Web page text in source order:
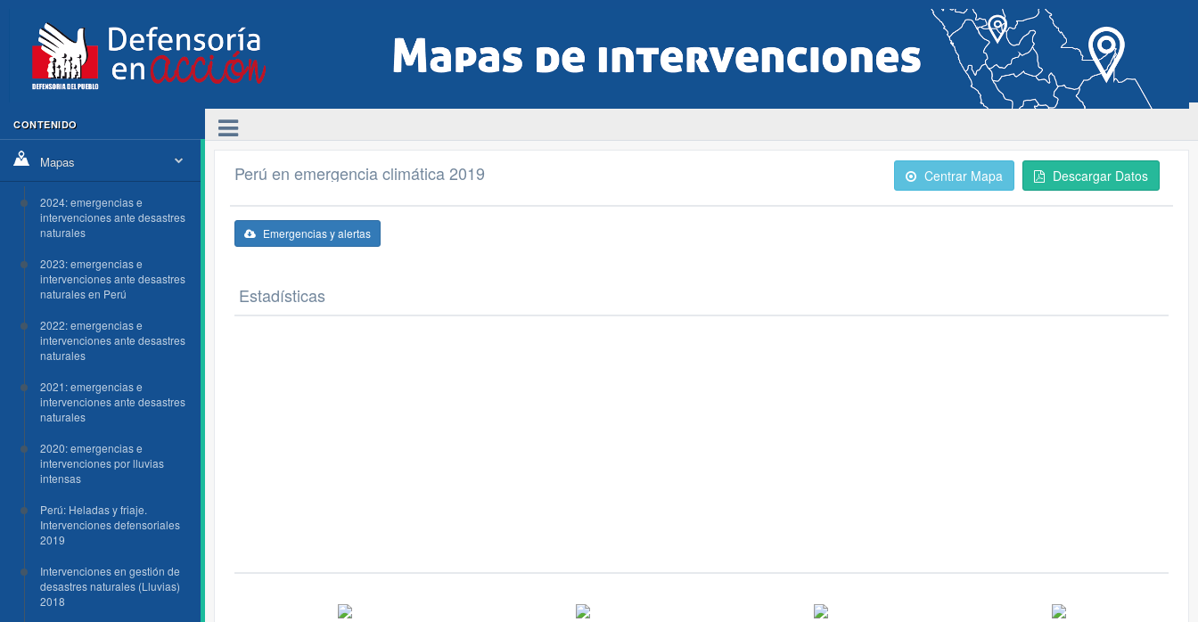
CONTENIDO
Mapas
2024: emergencias e
intervenciones ante desastres
naturales
2023: emergencias e
intervenciones ante desastres
naturales en Perú
2022: emergencias e
intervenciones ante desastres
naturales
2021: emergencias e
intervenciones ante desastres
naturales
2020: emergencias e
intervenciones por lluvias
intensas
Perú: Heladas y friaje.
Intervenciones defensoriales
2019
Intervenciones en gestión de
desastres naturales (Lluvias)
2018
Perú en emergencia climática 2019 Centrar Mapa Descargar Datos
Emergencias y alertas
Estadísticas